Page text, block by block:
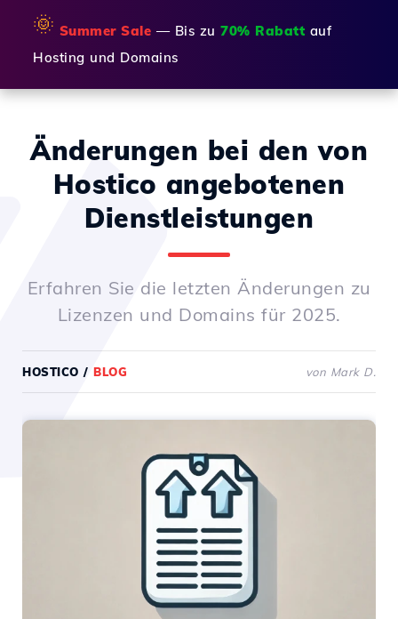
🌞 Summer Sale — Bis zu 70% Rabatt auf
Hosting und Domains
Änderungen bei den von
Hostico angebotenen
Dienstleistungen
Erfahren Sie die letzten Änderungen zu
Lizenzen und Domains für 2025.
HOSTICO / BLOG von Mark D.